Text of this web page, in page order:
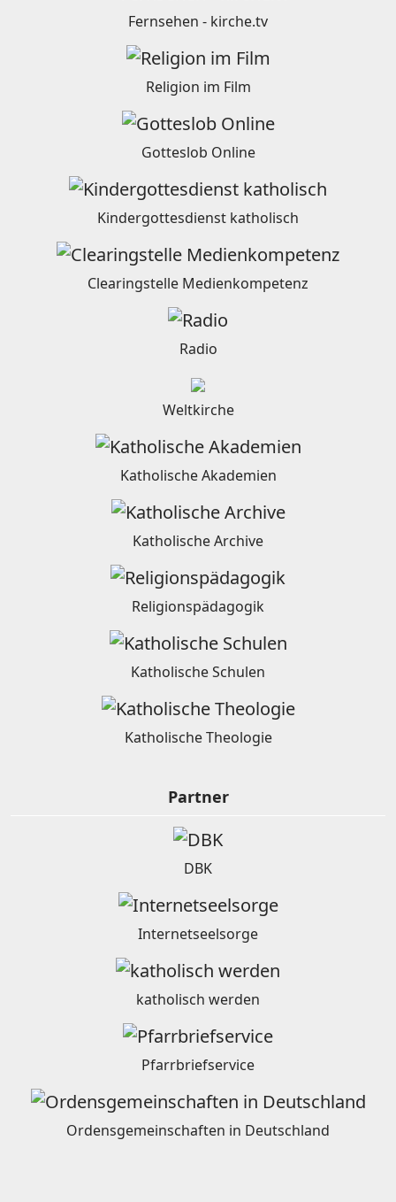
Fernsehen - kirche.tv
Religion im Film
Gotteslob Online
Kindergottesdienst katholisch
Clearingstelle Medienkompetenz
Radio
Weltkirche
Katholische Akademien
Katholische Archive
Religionspädagogik
Katholische Schulen
Katholische Theologie
Partner
DBK
Internetseelsorge
katholisch werden
Pfarrbriefservice
Ordensgemeinschaften in Deutschland